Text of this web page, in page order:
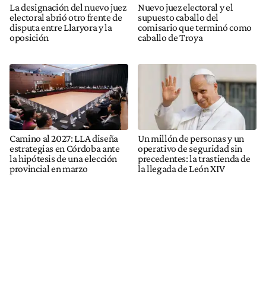
La designación del nuevo juez
electoral abrió otro frente de
disputa entre Llaryora y la
oposición
Nuevo juez electoral y el
supuesto caballo del
comisario que terminó como
caballo de Troya
Camino al 2027: LLA diseña
estrategias en Córdoba ante
la hipótesis de una elección
provincial en marzo
Un millón de personas y un
operativo de seguridad sin
precedentes: la trastienda de
la llegada de León XIV